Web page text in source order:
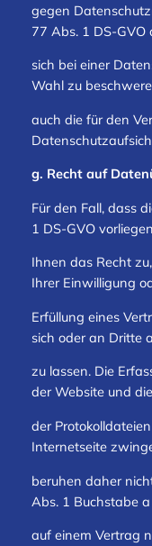
gegen
77 Abs. 1 DS-GVO
sich bei einer
Wahl zu
auch die für den
g. Recht auf
Für den Fall, dass
1 DS-GVO
Ihnen das Recht
Ihrer Einwilligung
Erfüllung eines
sich oder an Dritte
zu lassen. Die
der Website und
der
Internetseite
beruhen daher
Abs. 1 Buchstabe
auf einem Vertrag